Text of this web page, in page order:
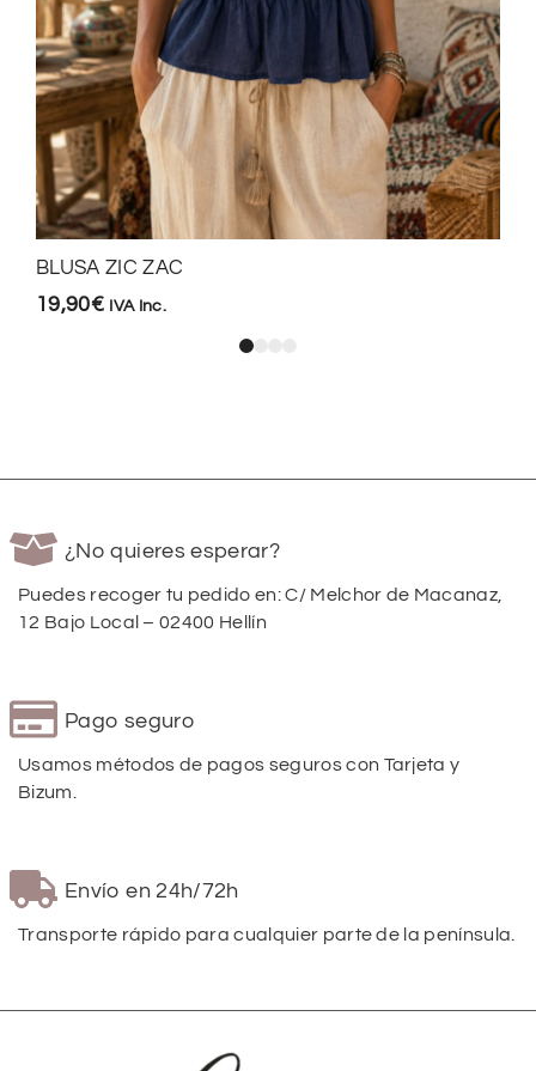
BLUSA ZIC ZAC
19,90€ IVA Inc.
¿No quieres esperar?
Puedes recoger tu pedido en: C/ Melchor de Macanaz,
12 Bajo Local – 02400 Hellín
Pago seguro
Usamos métodos de pagos seguros con Tarjeta y
Bizum.
Envío en 24h/72h
Transporte rápido para cualquier parte de la península.